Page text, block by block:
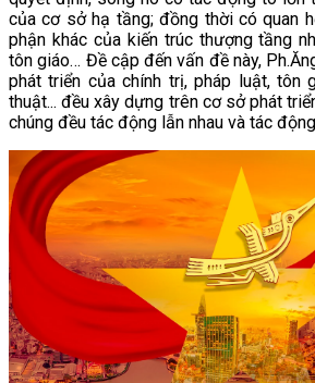
của cơ sở hạ tầng; đồng thời có quan
phận khác của kiến trúc thượng tầng
tôn giáo… Đề cập đến vấn đề này,
phát triển của chính trị, pháp luật, tôn
thuật... đều xây dựng trên cơ sở phát
chúng đều tác động lẫn nhau và tác